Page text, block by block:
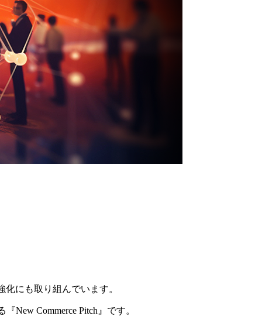
にも取り組んでいます。
New Commerce Pitch』です。